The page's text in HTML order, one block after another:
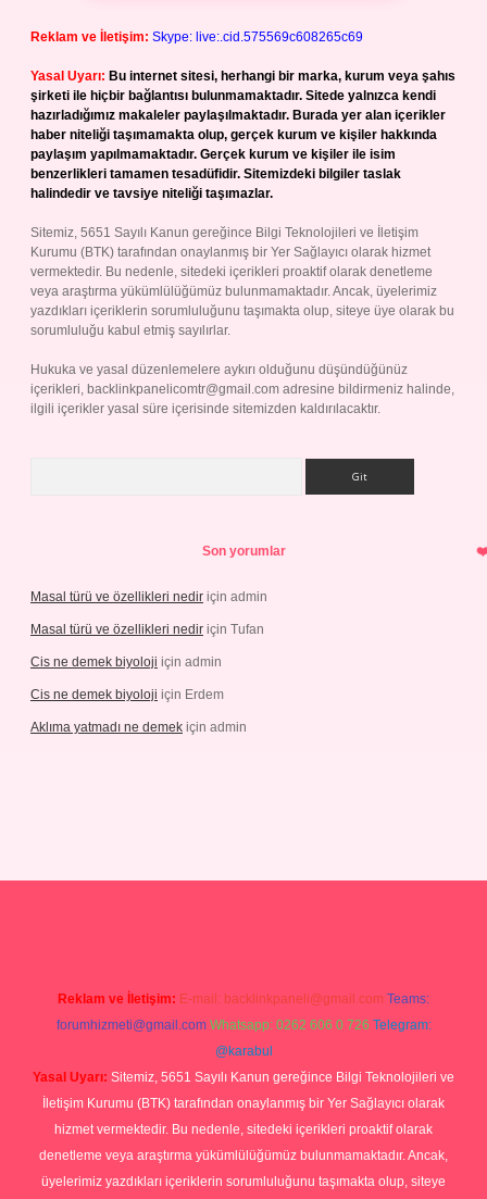
Reklam ve İletişim: Skype: live:.cid.575569c608265c69
Yasal Uyarı: Bu internet sitesi, herhangi bir marka, kurum veya şahıs
şirketi ile hiçbir bağlantısı bulunmamaktadır. Sitede yalnızca kendi
hazırladığımız makaleler paylaşılmaktadır. Burada yer alan içerikler
haber niteliği taşımamakta olup, gerçek kurum ve kişiler hakkında
paylaşım yapılmamaktadır. Gerçek kurum ve kişiler ile isim
benzerlikleri tamamen tesadüfidir. Sitemizdeki bilgiler taslak
halindedir ve tavsiye niteliği taşımazlar.
Sitemiz, 5651 Sayılı Kanun gereğince Bilgi Teknolojileri ve İletişim
Kurumu (BTK) tarafından onaylanmış bir Yer Sağlayıcı olarak hizmet
vermektedir. Bu nedenle, sitedeki içerikleri proaktif olarak denetleme
veya araştırma yükümlülüğümüz bulunmamaktadır. Ancak, üyelerimiz
yazdıkları içeriklerin sorumluluğunu taşımakta olup, siteye üye olarak bu
sorumluluğu kabul etmiş sayılırlar.
Hukuka ve yasal düzenlemelere aykırı olduğunu düşündüğünüz
içerikleri, backlinkpanelicomtr@gmail.com adresine bildirmeniz halinde,
ilgili içerikler yasal süre içerisinde sitemizden kaldırılacaktır.
Son yorumlar
Masal türü ve özellikleri nedir için admin
Masal türü ve özellikleri nedir için Tufan
Cis ne demek biyoloji için admin
Cis ne demek biyoloji için Erdem
Aklıma yatmadı ne demek için admin
Reklam ve İletişim: E-mail: backlinkpaneli@gmail.com Teams:
forumhizmeti@gmail.com Whatsapp: 0262 606 0 726 Telegram:
@karabul
Yasal Uyarı: Sitemiz, 5651 Sayılı Kanun gereğince Bilgi Teknolojileri ve
İletişim Kurumu (BTK) tarafından onaylanmış bir Yer Sağlayıcı olarak
hizmet vermektedir. Bu nedenle, sitedeki içerikleri proaktif olarak
denetleme veya araştırma yükümlülüğümüz bulunmamaktadır. Ancak,
üyelerimiz yazdıkları içeriklerin sorumluluğunu taşımakta olup, siteye